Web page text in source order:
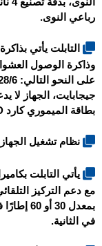
رباعي النوى.
جيجابايت، الجهاز لا
بطاقة الميموري كارد MicroSD.
نظام تشغيل الجهاز iPadOS 18.3.2.
في الثانية.